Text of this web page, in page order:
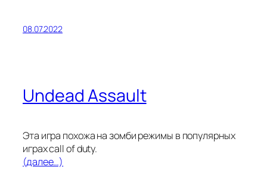
08.07.2022
Undead Assault
Эта игра похожа на зомби режимы в популярных
играх call of duty.
(далее…)